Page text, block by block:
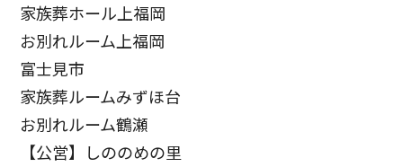
家族葬ホール上福岡
お別れルーム上福岡
富士見市
家族葬ルームみずほ台
お別れルーム鶴瀬
【公営】しののめの里